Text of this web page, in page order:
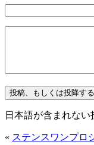
日本語が含まれない
« ステンスワンプロ